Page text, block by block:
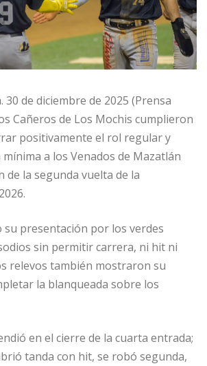
30 de diciembre de 2025 (Prensa
Cañeros de Los Mochis cumplieron
positivamente el rol regular y
a los Venados de Mazatlán
de la segunda vuelta de la
presentación por los verdes
sin permitir carrera, ni hit ni
relevos también mostraron su
la blanqueada sobre los
en el cierre de la cuarta entrada;
tanda con hit, se robó segunda,